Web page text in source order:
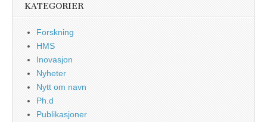
KATEGORIER
Forskning
HMS
Inovasjon
Nyheter
Nytt om navn
Ph.d
Publikasjoner